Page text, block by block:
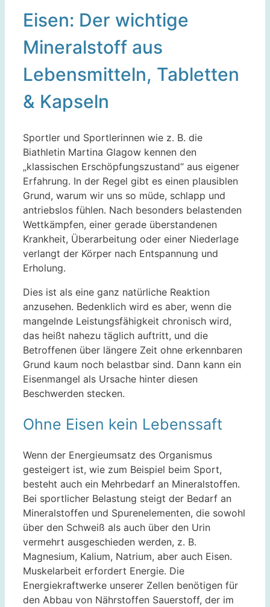
Eisen: Der wichtige
Mineralstoff aus
Lebensmitteln, Tabletten
& Kapseln
Sportler und Sportlerinnen wie z. B. die
Biathletin Martina Glagow kennen den
„klassischen Erschöpfungszustand“ aus eigener
Erfahrung. In der Regel gibt es einen plausiblen
Grund, warum wir uns so müde, schlapp und
antriebslos fühlen. Nach besonders belastenden
Wettkämpfen, einer gerade überstandenen
Krankheit, Überarbeitung oder einer Niederlage
verlangt der Körper nach Entspannung und
Erholung.
Dies ist als eine ganz natürliche Reaktion
anzusehen. Bedenklich wird es aber, wenn die
mangelnde Leistungsfähigkeit chronisch wird,
das heißt nahezu täglich auftritt, und die
Betroffenen über längere Zeit ohne erkennbaren
Grund kaum noch belastbar sind. Dann kann ein
Eisenmangel als Ursache hinter diesen
Beschwerden stecken.
Ohne Eisen kein Lebenssaft
Wenn der Energieumsatz des Organismus
gesteigert ist, wie zum Beispiel beim Sport,
besteht auch ein Mehrbedarf an Mineralstoffen.
Bei sportlicher Belastung steigt der Bedarf an
Mineralstoffen und Spurenelementen, die sowohl
über den Schweiß als auch über den Urin
vermehrt ausgeschieden werden, z. B.
Magnesium, Kalium, Natrium, aber auch Eisen.
Muskelarbeit erfordert Energie. Die
Energiekraftwerke unserer Zellen benötigen für
den Abbau von Nährstoffen Sauerstoff, der im